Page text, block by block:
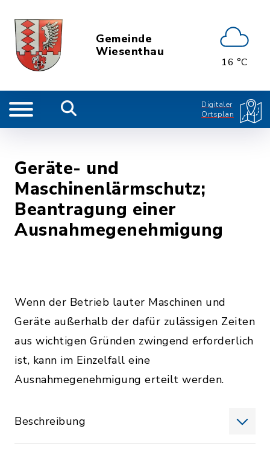
Gemeinde
Wiesenthau
16 °C
Digitaler
Ortsplan
Geräte- und
Maschinenlärmschutz;
Beantragung einer
Ausnahmegenehmigung
Wenn der Betrieb lauter Maschinen und
Geräte außerhalb der dafür zulässigen Zeiten
aus wichtigen Gründen zwingend erforderlich
ist, kann im Einzelfall eine
Ausnahmegenehmigung erteilt werden.
Beschreibung